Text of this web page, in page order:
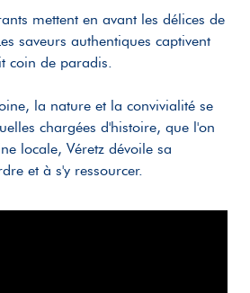
mettent en avant les délices de
saveurs authentiques captivent
coin de paradis.
la nature et la convivialité se
chargées d'histoire, que l'on
locale, Véretz dévoile sa
et à s'y ressourcer.